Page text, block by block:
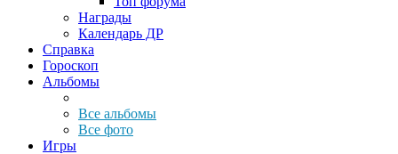
Награды
Календарь ДР
Справка
Гороскоп
Альбомы
Все альбомы
Все фото
Игры